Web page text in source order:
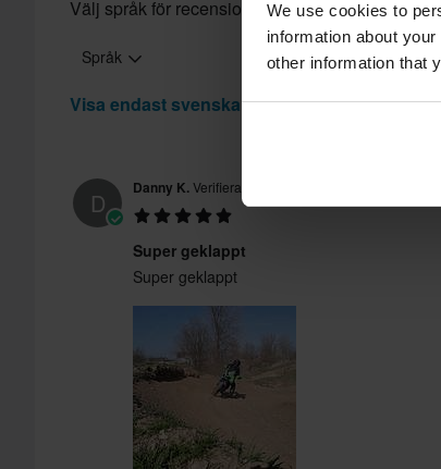
We use cookies to
information about
other information that
Välj språk för recensioner
Språk
Visa endast svenska recensioner
D Danny K.Verifierad köpare
Super geklappt
Super geklappt